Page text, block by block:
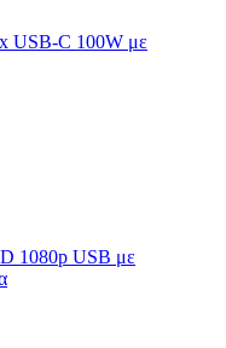
USB-C 100W με
1080p USB με